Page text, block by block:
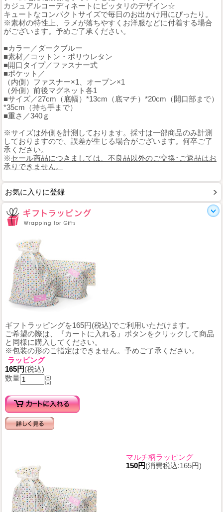
カジュアルコーディネートにピッタリのデザイン☆
キュートなコンパクトサイズで毎日のお出かけ用にぴったり。
※素材の特性上、ラメが落ちやすくお洋服などに付着する場合
がございます。予めご了承ください。
■カラー／ダークブルー
■素材／コットン・ポリウレタン
■開口タイプ／ファスナー式
■ポケット／
（内側）ファスナー×1、オープン×1
（外側）前後マグネット各1
■サイズ／27cm（底幅）*13cm（底マチ）*20cm（開口部まで）
*35cm（持ち手まで）
■重さ／340ｇ
※サイズは外側を計測しております。採寸は一部商品のみ計測
しておりますので、誤差が生じる場合がございます。何卒ご了
承ください。
※セール商品につきましては、不良品以外のご交換･ご返品はお
承りできません。
お気に入りに登録
ギフトラッピングを165円(税込)でご利用いただけます。
ご希望の際は、『カートに入れる』ボタンをクリックして商品
と同様に購入してください。
※包装の形のご指定はできません。予めご了承ください。
ラッピング
165円(税込)
数量
マルチ柄ラッピング
150円(消費税込:165円)